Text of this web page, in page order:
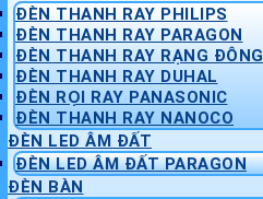
ĐÈN THANH RAY PHILIPS
ĐÈN THANH RAY PARAGON
ĐÈN THANH RAY RẠNG ĐÔNG
ĐÈN THANH RAY DUHAL
ĐÈN RỌI RAY PANASONIC
ĐÈN THANH RAY NANOCO
ĐÈN LED ÂM ĐẤT
ĐÈN LED ÂM ĐẤT PARAGON
ĐÈN BÀN